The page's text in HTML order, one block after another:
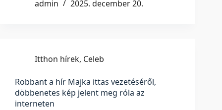
admin
2025. december 20.
Itthon hírek, Celeb
Robbant a hír Majka ittas vezetéséről,
döbbenetes kép jelent meg róla az
interneten